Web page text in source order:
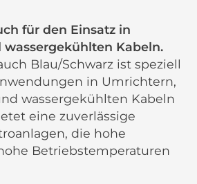
für den Einsatz in
Kabeln.
Blau/Schwarz ist speziell
in Umrichtern,
wassergekühlten Kabeln
eine zuverlässige
die hohe
Betriebstemperaturen